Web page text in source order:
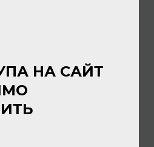
НА САЙТ